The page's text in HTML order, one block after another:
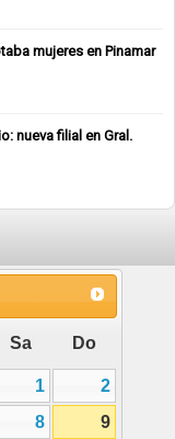
mujeres en Pinamar
nueva filial en Gral.
Sa Do
1
2
8
9